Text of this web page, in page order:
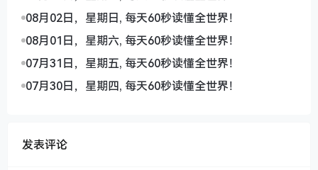
08月02日，星期日, 每天60秒读懂全世界！
08月01日，星期六, 每天60秒读懂全世界！
07月31日，星期五, 每天60秒读懂全世界！
07月30日，星期四, 每天60秒读懂全世界！
发表评论